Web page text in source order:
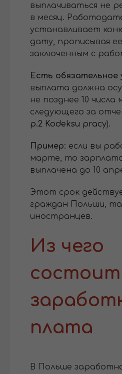
выплачиваться не
в месяц.
устанавливает
дату, прописывая
заключенным с
Есть обязательное
выплата должна
не позднее 10 числа
следующего за
p.2 Kodeksu pracy).
Пример: если вы
марте, то
выплачена до 10
Этот срок
граждан Польши,
иностранцев.
Из чего
состоит
плата
В Польше